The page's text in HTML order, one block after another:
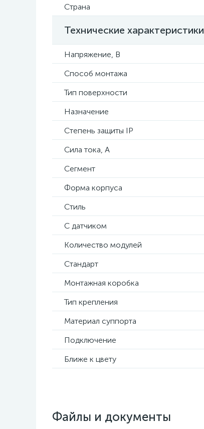
Страна
Технические характеристики
Напряжение, В
Способ монтажа
Тип поверхности
Назначение
Степень защиты IP
Сила тока, А
Сегмент
Форма корпуса
Стиль
С датчиком
Количество модулей
Стандарт
Монтажная коробка
Тип крепления
Материал суппорта
Подключение
Ближе к цвету
Файлы и документы